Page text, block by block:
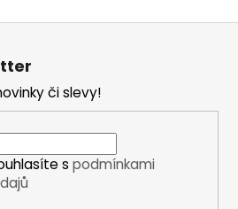
či slevy!
s podmínkami